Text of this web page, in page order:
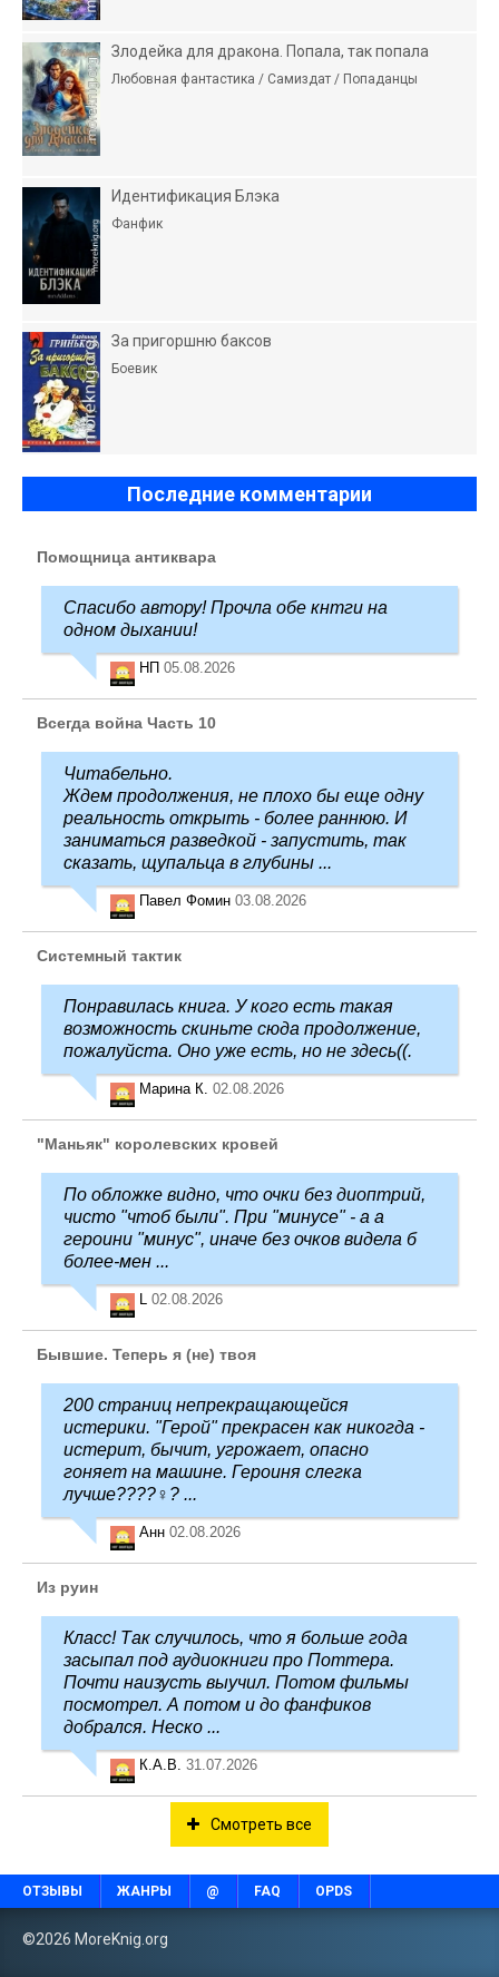
Злодейка для дракона. Попала, так попала
Любовная фантастика / Самиздат / Попаданцы
Идентификация Блэка
Фанфик
За пригоршню баксов
Боевик
Последние комментарии
Помощница антиквара
Спасибо автору! Прочла обе кнтги на
одном дыхании!
НП 05.08.2026
Всегда война Часть 10
Читабельно.
Ждем продолжения, не плохо бы еще одну
реальность открыть - более раннюю. И
заниматься разведкой - запустить, так
сказать, щупальца в глубины ...
Павел Фомин 03.08.2026
Системный тактик
Понравилась книга. У кого есть такая
возможность скиньте сюда продолжение,
пожалуйста. Оно уже есть, но не здесь((.
Марина К. 02.08.2026
"Маньяк" королевских кровей
По обложке видно, что очки без диоптрий,
чисто "чтоб были". При "минусе" - а а
героини "минус", иначе без очков видела б
более-мен ...
L 02.08.2026
Бывшие. Теперь я (не) твоя
200 страниц непрекращающейся
истерики. "Герой" прекрасен как никогда -
истерит, бычит, угрожает, опасно
гоняет на машине. Героиня слегка
лучше????‍♀️? ...
Анн 02.08.2026
Из руин
Класс! Так случилось, что я больше года
засыпал под аудиокниги про Поттера.
Почти наизусть выучил. Потом фильмы
посмотрел. А потом и до фанфиков
добрался. Неско ...
К.А.В. 31.07.2026
Смотреть все
ОТЗЫВЫ ЖАНРЫ @ FAQ OPDS
©2026 MoreKnig.org